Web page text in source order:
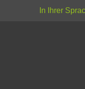
In Ihrer